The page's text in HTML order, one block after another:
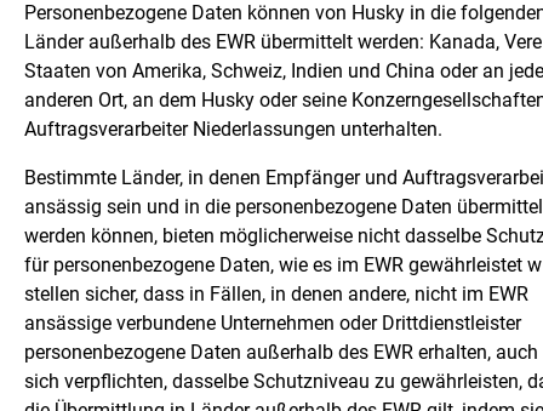
Personenbezogene Daten können von Husky in die
Länder außerhalb des EWR übermittelt werden: Kanada,
Staaten von Amerika, Schweiz, Indien und China oder an
anderen Ort, an dem Husky oder seine
Auftragsverarbeiter Niederlassungen unterhalten.
Bestimmte Länder, in denen Empfänger und
ansässig sein und in die personenbezogene Daten
werden können, bieten möglicherweise nicht dasselbe
für personenbezogene Daten, wie es im EWR gewährleistet
stellen sicher, dass in Fällen, in denen andere, nicht im EWR
ansässige verbundene Unternehmen oder Drittdienstleister
personenbezogene Daten außerhalb des EWR erhalten, auch
sich verpflichten, dasselbe Schutzniveau zu gewährleisten,